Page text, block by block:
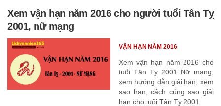
Xem vận hạn năm 2016 cho người tuổi Tân Tỵ
2001, nữ mạng
Xem vận hạn năm 2016 cho
tuổi Tân Tỵ 2001 Nữ mạng,
xem hướng dẫn giải hạn, xem
sao hạn, cách cúng sao giải
hạn cho tuổi Tân Tỵ 2001
VẬN HẠN NĂM 2016